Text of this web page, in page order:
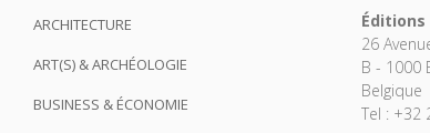
ARCHITECTURE
ART(S) & ARCHÉOLOGIE
BUSINESS & ÉCONOMIE
26
B - 1000
Belgique
Tel : +32